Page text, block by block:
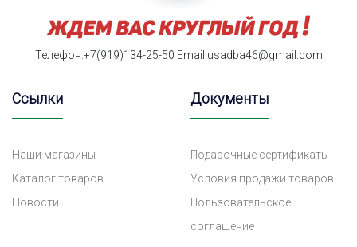
Телефон:+7(919)134-25-50 Email:usadba46@gmail.com
Ссылки
Наши магазины
Каталог товаров
Новости
Документы
Подарочные сертификаты
Условия продажи товаров
Пользовательское
соглашение